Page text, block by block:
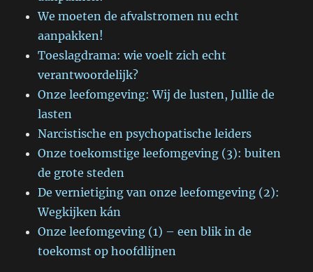
We moeten de afvalstromen nu echt
aanpakken!
Toeslagdrama: wie voelt zich echt
verantwoordelijk?
Onze leefomgeving: Wij de lusten, Jullie de
lasten
Narcistische en psychopatische leiders
Onze toekomstige leefomgeving (3): buiten
de grote steden
De vernietiging van onze leefomgeving (2):
Wegkijken kán
Onze leefomgeving (1) – een blik in de
toekomst op hoofdlijnen